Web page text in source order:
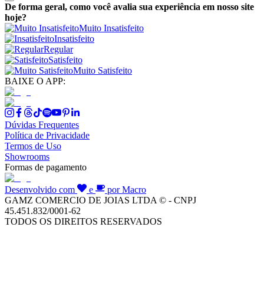
De forma geral, como você avalia sua experiência em nosso site
hoje?
Muito Insatisfeito
Insatisfeito
Regular
Satisfeito
Muito Satisfeito
BAIXE O APP:
Dúvidas Frequentes
Política de Privacidade
Termos de Uso
Showrooms
Formas de pagamento
Desenvolvido com e
por Macro
GAMZ COMERCIO DE JOIAS LTDA © - CNPJ
45.451.832/0001-62
TODOS OS DIREITOS RESERVADOS